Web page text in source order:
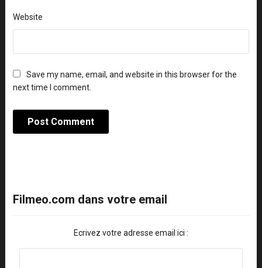
Website
Save my name, email, and website in this browser for the
next time I comment.
Filmeo.com dans votre email
Ecrivez votre adresse email ici :